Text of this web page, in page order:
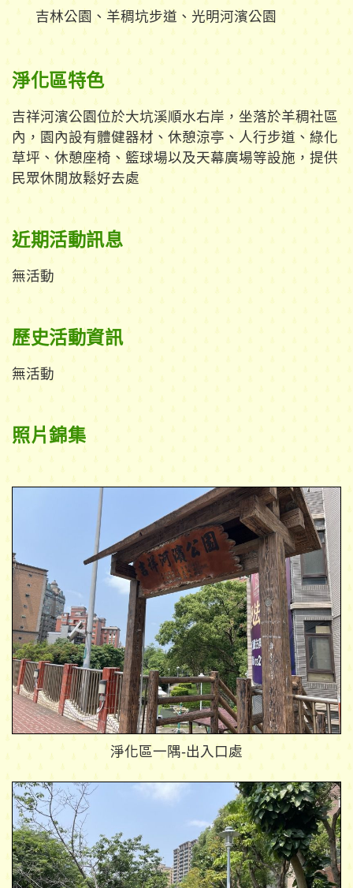
吉林公園、羊稠坑步道、光明河濱公園
淨化區特色
吉祥河濱公園位於大坑溪順水右岸，坐落於羊稠社區
內，園內設有體健器材、休憩涼亭、人行步道、綠化
草坪、休憩座椅、籃球場以及天幕廣場等設施，提供
民眾休閒放鬆好去處
近期活動訊息
無活動
歷史活動資訊
無活動
照片錦集
淨化區一隅-出入口處